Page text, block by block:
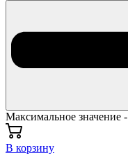
Максимальное значение -
В корзину